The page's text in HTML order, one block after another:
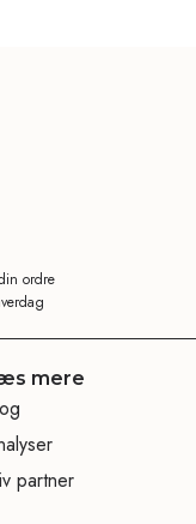
ordre
mere
partner